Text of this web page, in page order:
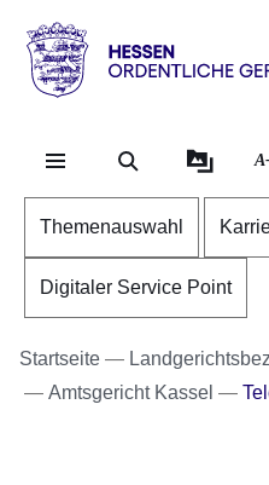
Hessen
Ordentliche
Gerichtsbarkeit
Themenauswahl
Digitaler Service Point
Startseite
Amtsgericht Kassel